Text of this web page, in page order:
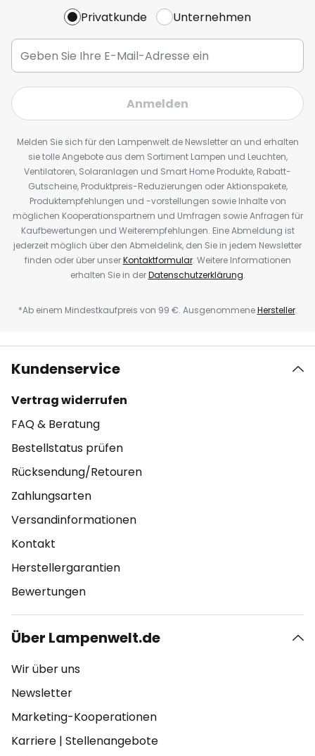
Privatkunde Unternehmen
Anmelden
Melden Sie sich für den Lampenwelt.de Newsletter an und erhalten
sie tolle Angebote aus dem Sortiment Lampen und Leuchten,
Ventilatoren, Solaranlagen und Smart Home Produkte, Rabatt-
Gutscheine, Produktpreis-Reduzierungen oder Aktionspakete,
Produktempfehlungen und -vorstellungen sowie Inhalte von
möglichen Kooperationspartnern und Umfragen sowie Anfragen für
Kaufbewertungen und Weiterempfehlungen. Eine Abmeldung ist
jederzeit möglich über den Abmeldelink, den Sie in jedem Newsletter
finden oder über unserKontaktformular. Weitere Informationen
erhalten Sie in derDatenschutzerklärung.
*Ab einem Mindestkaufpreis von 99 €. AusgenommeneHersteller.
Kundenservice
Vertrag widerrufen
FAQ & Beratung
Bestellstatus prüfen
Rücksendung/Retouren
Zahlungsarten
Versandinformationen
Kontakt
Herstellergarantien
Bewertungen
Über Lampenwelt.de
Wir über uns
Newsletter
Marketing-Kooperationen
Karriere | Stellenangebote